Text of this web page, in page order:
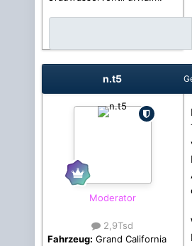
n.t5
Moderator
2,9Tsd
Fahrzeug: Grand California